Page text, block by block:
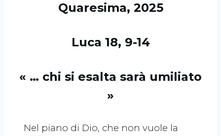
Quaresima, 2025
Luca 18, 9-14
« … chi si esalta sarà umiliato
»
Nel piano di Dio, che non vuole la